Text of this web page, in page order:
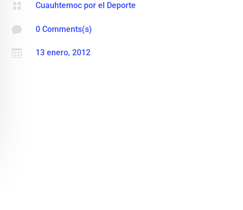
 Cuauhtemoc por el Deporte
 0 Comments(s)
 13 enero, 2012